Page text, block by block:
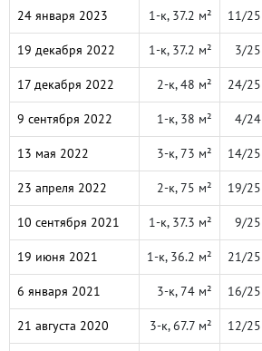
24 января 2023 1-к, 37.2 м² 11/25
19 декабря 2022 1-к, 37.2 м² 3/25
17 декабря 2022 2-к, 48 м² 24/25
9 сентября 2022 1-к, 38 м² 4/24
13 мая 2022 3-к, 73 м² 14/25
23 апреля 2022 2-к, 75 м² 19/25
10 сентября 2021 1-к, 37.3 м² 9/25
19 июня 2021 1-к, 36.2 м² 21/25
6 января 2021 3-к, 74 м² 16/25
21 августа 2020 3-к, 67.7 м² 12/25